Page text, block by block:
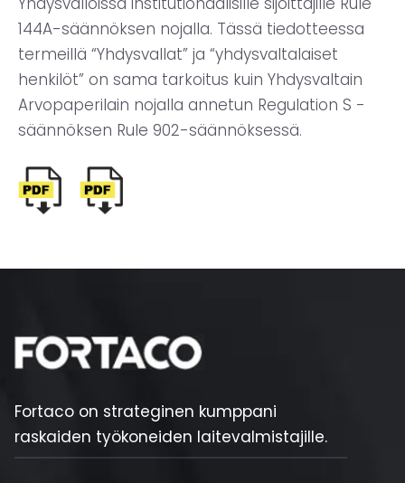
144A-säännöksen nojalla. Tässä tiedotteessa
termeillä “Yhdysvallat” ja “yhdysvaltalaiset
henkilöt” on sama tarkoitus kuin Yhdysvaltain
Arvopaperilain nojalla annetun Regulation S -
säännöksen Rule 902-säännöksessä.
Fortaco on strateginen kumppani
raskaiden työkoneiden laitevalmistajille.